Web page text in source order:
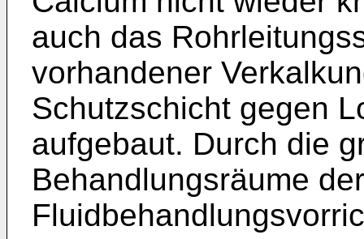
auch das
vorhandener
Schutzschicht gegen
aufgebaut. Durch die
Behandlungsräume der